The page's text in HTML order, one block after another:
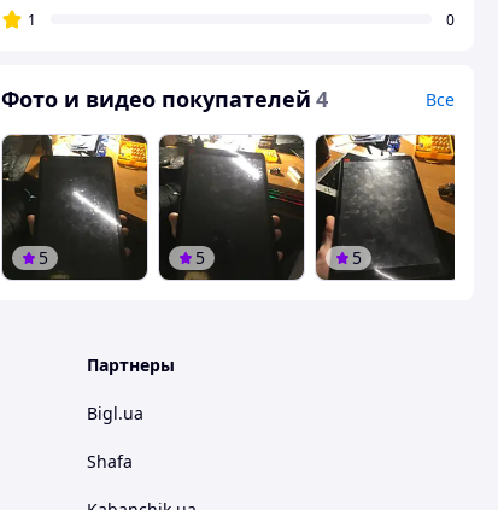
1
0
Фото и видео покупателей 4 Все
5 5 5
Партнеры
Bigl.ua
Shafa